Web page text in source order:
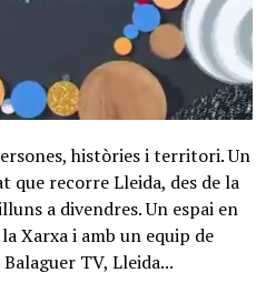
històries i territori. Un
que recorre Lleida, des de la
a divendres. Un espai en
Xarxa i amb un equip de
TV, Lleida...